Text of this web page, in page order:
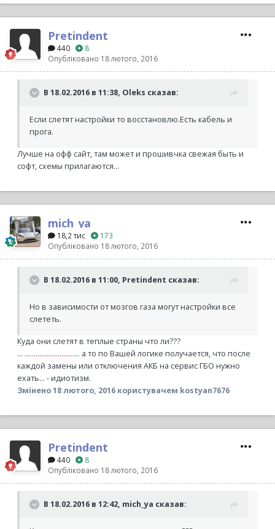
Pretindent
440
8
Опубліковано 18 лютого, 2016
В 18.02.2016 в 11:38, Oleks сказав:
Если слетят настройки то восстановлю.Есть кабель и
прога.
Лучше на офф сайт, там может и прошивчка свежая быть и
софт, схемы прилагаются...
mich_ya
18,2 тис
173
Опубліковано 18 лютого, 2016
В 18.02.2016 в 11:00, Pretindent сказав:
Но в зависимости от мозгов газа могут настройки все
слететь.
Куда они слетят в теплые страны что ли???
... .............................. а то по Вашей логике получается, что после
каждой замены или отключения АКБ на сервис ГБО нужно
ехать... - идиотизм.
Змінено18 лютого, 2016 користувачем kostyan7676
Pretindent
440
8
Опубліковано 18 лютого, 2016
В 18.02.2016 в 12:42, mich_ya сказав: